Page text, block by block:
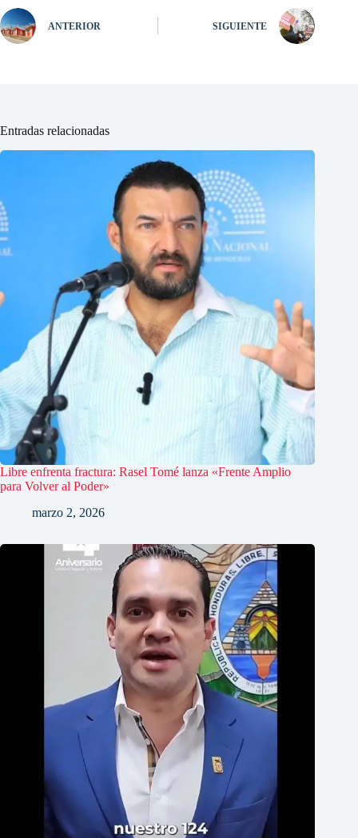
ANTERIOR SIGUIENTE
Entradas relacionadas
Libre enfrenta fractura: Rasel Tomé lanza «Frente Amplio
para Volver al Poder»
marzo 2, 2026